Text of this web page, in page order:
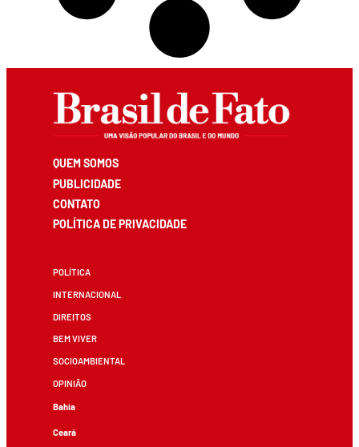
QUEM SOMOS
PUBLICIDADE
CONTATO
POLÍTICA DE PRIVACIDADE
POLÍTICA
INTERNACIONAL
DIREITOS
BEM VIVER
SOCIOAMBIENTAL
OPINIÃO
Bahia
Ceará